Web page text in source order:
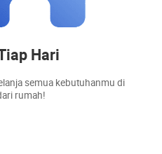
Hari
semua kebutuhanmu di
rumah!